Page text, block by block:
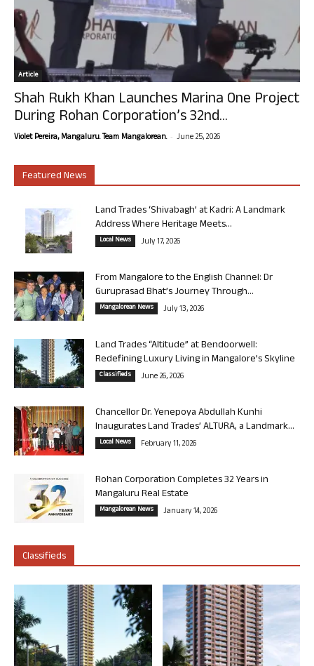
Article
Shah Rukh Khan Launches Marina One Project
During Rohan Corporation’s 32nd...
Violet Pereira, Mangaluru. Team Mangalorean. - June 25, 2026
Featured News
Land Trades ‘Shivabagh’ at Kadri: A Landmark
Address Where Heritage Meets...
Local News July 17, 2026
From Mangalore to the English Channel: Dr
Guruprasad Bhat’s Journey Through...
Mangalorean News July 13, 2026
Land Trades “Altitude” at Bendoorwell:
Redefining Luxury Living in Mangalore’s Skyline
Classifieds June 26, 2026
Chancellor Dr. Yenepoya Abdullah Kunhi
Inaugurates Land Trades’ ALTURA, a Landmark...
Local News February 11, 2026
Rohan Corporation Completes 32 Years in
Mangaluru Real Estate
Mangalorean News January 14, 2026
Classifieds